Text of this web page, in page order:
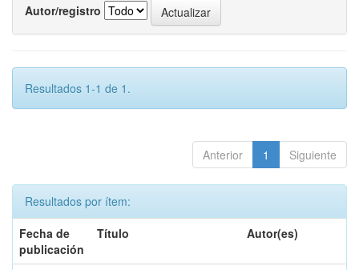
Autor/registro
Resultados 1-1 de 1.
Anterior 1 Siguiente
Resultados por ítem:
Fecha de
publicación
Título Autor(es)